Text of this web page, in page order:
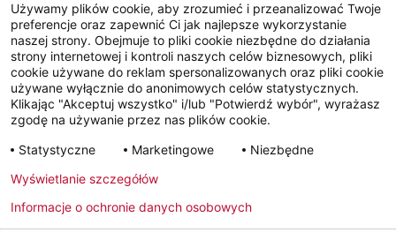
Facebook YouTube LinkedIn
Instagram
Używamy plików cookie, aby zrozumieć i przeanalizować Twoje
preferencje oraz zapewnić Ci jak najlepsze wykorzystanie
naszej strony. Obejmuje to pliki cookie niezbędne do działania
strony internetowej i kontroli naszych celów biznesowych, pliki
cookie używane do reklam spersonalizowanych oraz pliki cookie
używane wyłącznie do anonimowych celów statystycznych.
Klikając "Akceptuj wszystko" i/lub "Potwierdź wybór", wyrażasz
zgodę na używanie przez nas plików cookie.
Statystyczne
Marketingowe
Niezbędne
Wyświetlanie szczegółów
Informacje o ochronie danych osobowych